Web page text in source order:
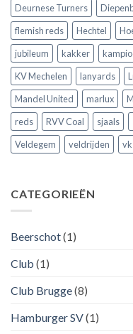
Deurnese Turners
flemish reds
Hechtel
jubileum
kakker
KV Mechelen
lanyards
Mandel United
marlux
reds
RVV Coal sjaals
Veldegem
veldrijden
CATEGORIEËN
Beerschot(1)
Club (1)
Club Brugge(8)
Hamburger SV(1)